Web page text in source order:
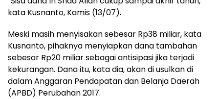
kata Kusnanto, Kamis (13/07).
Meski masih menyisakan sebesar Rp38 miliar, kata
Kusnanto, pihaknya menyiapkan dana tambahan
sebesar Rp20 miliar sebagai antisipasi jika terjadi
kekurangan. Dana itu, kata dia, akan di usulkan di
dalam Anggaran Pendapatan dan Belanja Daerah
(APBD) Perubahan 2017.